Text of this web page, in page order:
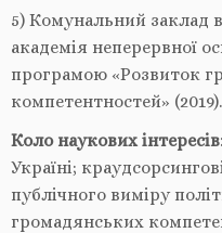
5) Комунальний заклад
академія неперервної
програмою «Розвиток
компетентностей» (2019).
Коло наукових інтересів
Україні;
публічного виміру
громадянських